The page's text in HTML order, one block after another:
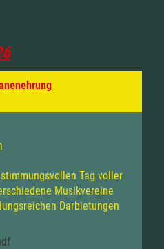
Tag voller
Musikvereine
Darbietungen